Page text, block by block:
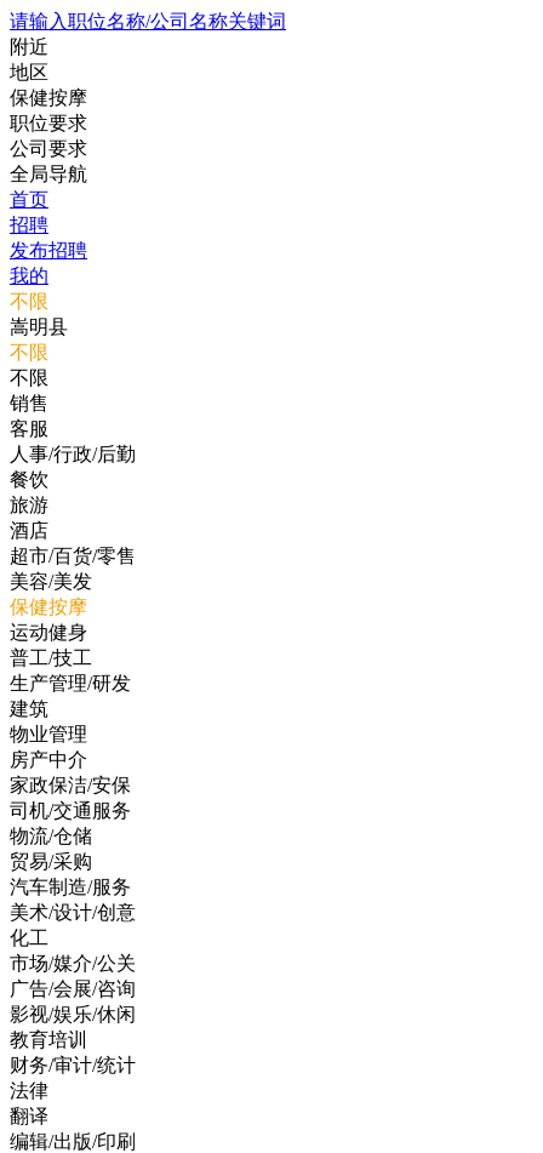
请输入职位名称/公司名称关键词
附近
地区
保健按摩
职位要求
公司要求
全局导航
首页
招聘
发布招聘
我的
不限
嵩明县
不限
不限
销售
客服
人事/行政/后勤
餐饮
旅游
酒店
超市/百货/零售
美容/美发
保健按摩
运动健身
普工/技工
生产管理/研发
建筑
物业管理
房产中介
家政保洁/安保
司机/交通服务
物流/仓储
贸易/采购
汽车制造/服务
美术/设计/创意
化工
市场/媒介/公关
广告/会展/咨询
影视/娱乐/休闲
教育培训
财务/审计/统计
法律
翻译
编辑/出版/印刷